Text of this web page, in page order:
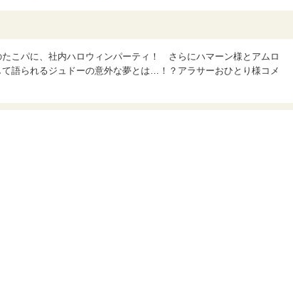
こパに、社内ハロウィンパーティ！ さらにハマーン様とアムロ
語られるジュドーの意外な夢とは…！？アラサーおひとり様コメ